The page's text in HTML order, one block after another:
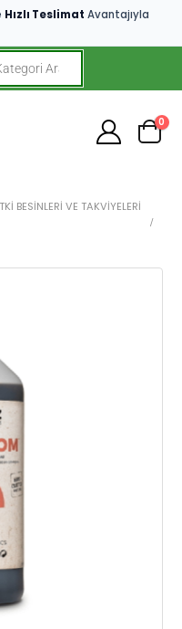
Hızlı Teslimat Avantajıyla
0
BESINLERI VE TAKVIYELERI